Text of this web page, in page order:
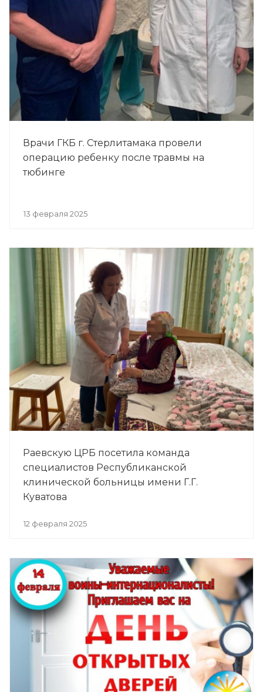
Врачи ГКБ г. Стерлитамака провели
операцию ребенку после травмы на
тюбинге
13 февраля 2025
Раевскую ЦРБ посетила команда
специалистов Республиканской
клинической больницы имени Г.Г.
Куватова
12 февраля 2025